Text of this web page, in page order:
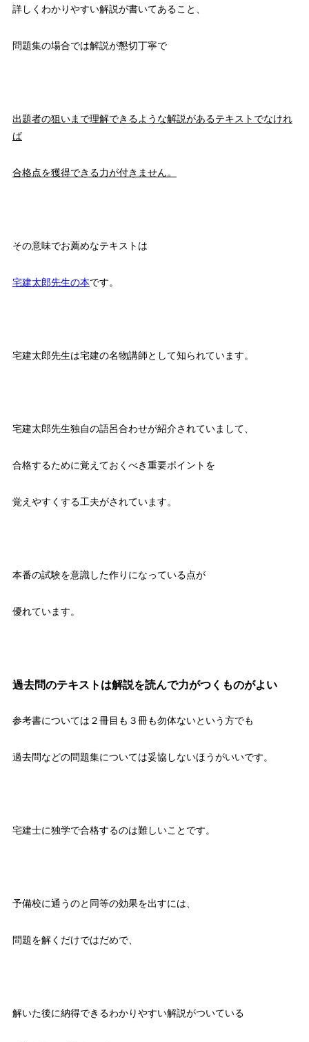
詳しくわかりやすい解説が書いてあること、
問題集の場合では解説が懇切丁寧で
出題者の狙いまで理解できるような解説があるテキストでなけれ
ば
合格点を獲得できる力が付きません。
その意味でお薦めなテキストは
宅建太郎先生の本です。
宅建太郎先生は宅建の名物講師として知られています。
宅建太郎先生独自の語呂合わせが紹介されていまして、
合格するために覚えておくべき重要ポイントを
覚えやすくする工夫がされています。
本番の試験を意識した作りになっている点が
優れています。
過去問のテキストは解説を読んで力がつくものがよい
参考書については２冊目も３冊も勿体ないという方でも
過去問などの問題集については妥協しないほうがいいです。
宅建士に独学で合格するのは難しいことです。
予備校に通うのと同等の効果を出すには、
問題を解くだけではだめで、
解いた後に納得できるわかりやすい解説がついている